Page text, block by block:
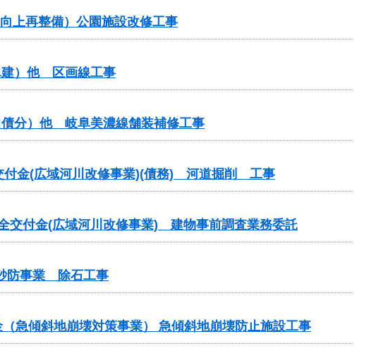
上再整備）公園施設改修工事
建）他 区画線工事
債分）他 岐阜美濃線舗装補修工事
付金(広域河川改修事業)(債務) 河道掘削 工事
交付金(広域河川改修事業) 建物事前調査業務委託
防事業 除石工事
急傾斜地崩壊対策事業） 急傾斜地崩壊防止施設工事